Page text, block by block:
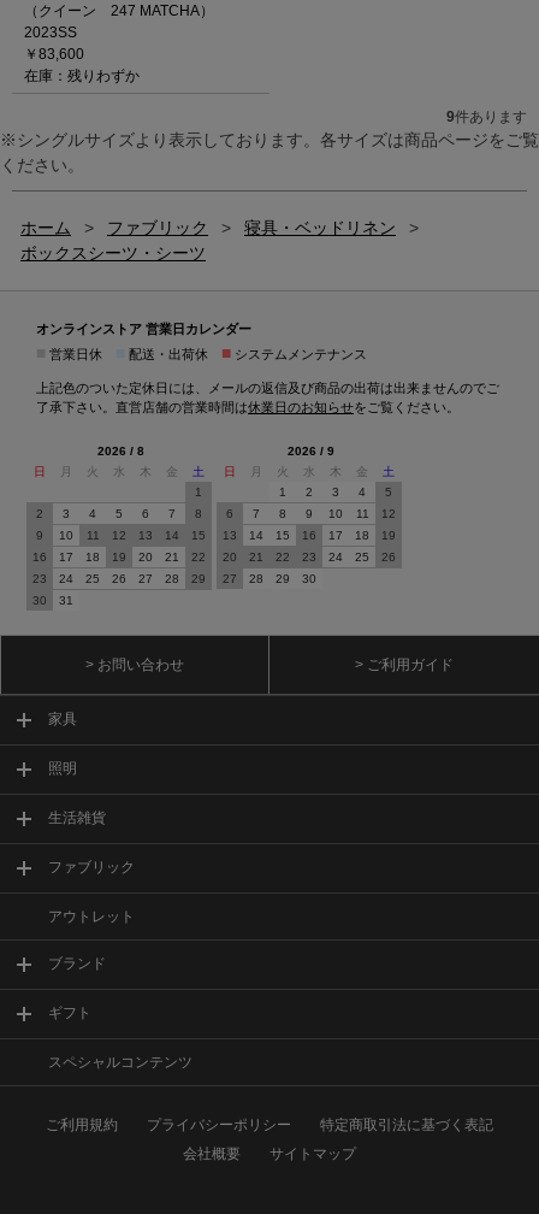
（クイーン 247 MATCHA）
2023SS
￥83,600
在庫：残りわずか
9件あります
※シングルサイズより表示しております。各サイズは商品ページをご覧
ください。
ホーム > ファブリック > 寝具・ベッドリネン
>
ボックスシーツ・シーツ
オンラインストア 営業日カレンダー
営業日休 配送・出荷休 ■ システムメンテナンス
上記色のついた定休日には、メールの返信及び商品の出荷は出来ませんのでご
了承下さい。直営店舗の営業時間は休業日のお知らせをご覧ください。
2026 / 8
日
月 火 水 木 金
土
1
2
3 4 5 6 7
8
9
10 11 12 13 14
15
16
17 18 19 20 21
22
23
24 25 26 27 28
29
30
31
2026 / 9
日
月 火 水 木 金
土
1
2 3 4
5
6
7 8 9 10 11
12
13
14 15 16 17 18
19
20
21 22 23 24 25
26
27
28 29 30
> お問い合わせ > ご利用ガイド
家具
照明
生活雑貨
ファブリック
アウトレット
ブランド
ギフト
スペシャルコンテンツ
ご利用規約 プライバシーポリシー
特定商取引法に基づく表記
会社概要
サイトマップ